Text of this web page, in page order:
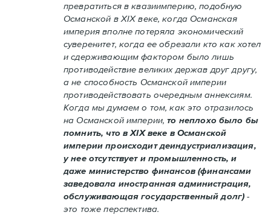
превратиться в квазиимперию, подобную
Османской в XIX веке, когда Османская
империя вполне потеряла экономический
суверенитет, когда ее обрезали кто как хотел
и сдерживающим фактором было лишь
противодействие великих держав друг другу,
а не способность Османской империи
противодействовать очередным аннексиям.
Когда мы думаем о том, как это отразилось
на Османской империи,то неплохо было бы
помнить, что в XIX веке в Османской
империи происходит деиндустриализация,
у нее отсутствует и промышленность, и
даже министерство финансов (финансами
заведовала иностранная администрация,
обслуживающая государственный долг)-
это тоже перспектива.